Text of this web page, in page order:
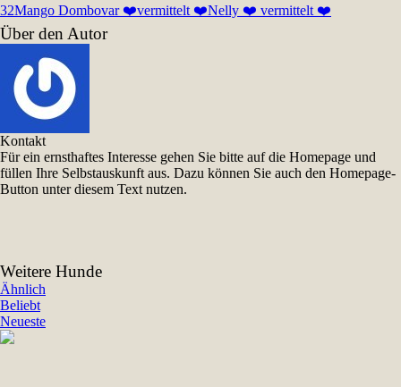
32Mango Dombovar ❤️vermittelt ❤️Nelly ❤️ vermittelt ❤️
Über den Autor
Kontakt
Für ein ernsthaftes Interesse gehen Sie bitte auf die Homepage und
füllen Ihre Selbstauskunft aus. Dazu können Sie auch den Homepage-
Button unter diesem Text nutzen.
Weitere Hunde
Ähnlich
Beliebt
Neueste